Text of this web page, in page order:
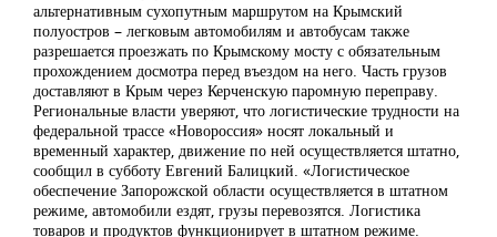
альтернативным сухопутным маршрутом на Крымский
полуостров – легковым автомобилям и автобусам также
разрешается проезжать по Крымскому мосту с обязательным
прохождением досмотра перед въездом на него. Часть грузов
доставляют в Крым через Керченскую паромную переправу.
Региональные власти уверяют, что логистические трудности на
федеральной трассе «Новороссия» носят локальный и
временный характер, движение по ней осуществляется штатно,
сообщил в субботу Евгений Балицкий. «Логистическое
обеспечение Запорожской области осуществляется в штатном
режиме, автомобили ездят, грузы перевозятся. Логистика
товаров и продуктов функционирует в штатном режиме.